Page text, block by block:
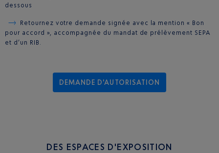
dessous
Retournez votre demande signée avec la mention « Bon
pour accord », accompagnée du mandat de prélèvement SEPA
et d’un RIB.
DEMANDE D'AUTORISATION
DES ESPACES D'EXPOSITION